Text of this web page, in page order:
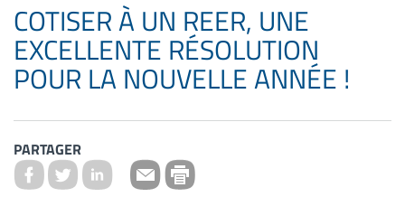
COTISER À UN REER, UNE
EXCELLENTE RÉSOLUTION
POUR LA NOUVELLE ANNÉE !
PARTAGER